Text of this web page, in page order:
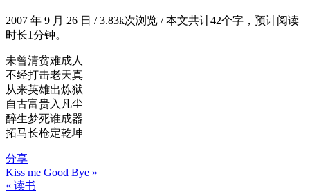
2007 年 9 月 26 日 /3.83k次浏览 /本文共计42个字，预计阅读
时长1分钟。
未曾清贫难成人
不经打击老天真
从来英雄出炼狱
自古富贵入凡尘
醉生梦死谁成器
拓马长枪定乾坤
分享
文
Kiss me Good Bye »
« 读书